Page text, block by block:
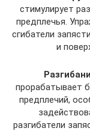
стимулирует
предплечья.
сгибатели
и
прорабатывает
предплечий,
разгибатели